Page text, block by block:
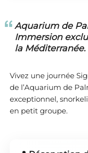
Aquarium de
Immersion
la Méditerranée.
Vivez une journée
de l’Aquarium de
exceptionnel,
en petit groupe.